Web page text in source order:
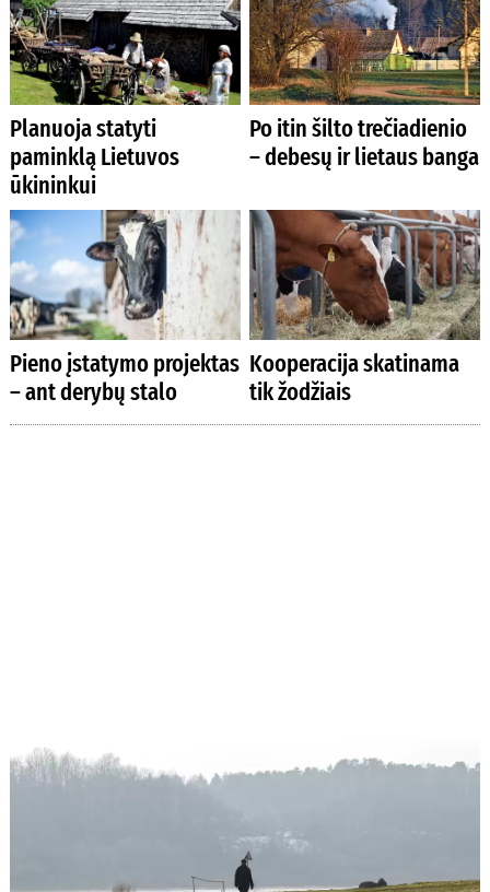
Planuoja statyti
paminklą Lietuvos
ūkininkui
Po itin šilto trečiadienio
– debesų ir lietaus banga
Pieno įstatymo projektas
– ant derybų stalo
Kooperacija skatinama
tik žodžiais